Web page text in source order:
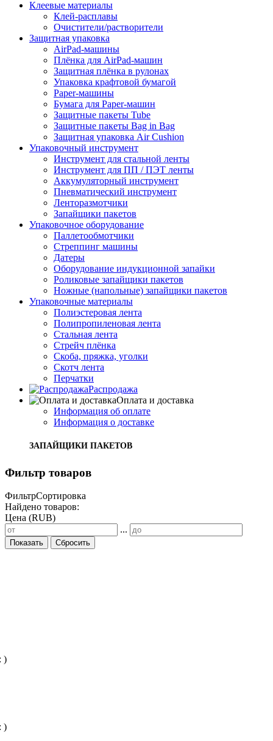
Клеевые материалы
Клей-расплавы
Очистители/растворители
Защитная упаковка
AirPad-машины
Плёнка для AirPad-машин
Защитная плёнка в рулонах
Упаковка крафтовой бумагой
Paper-машины
Бумага для Paper-машин
Защитные пакеты Tube
Защитные пакеты Bag in Bag
Защитная упаковка Air Cushion
Упаковочный инструмент
Инструмент для стальной ленты
Инструмент для ПП / ПЭТ ленты
Аккумуляторный инструмент
Пневматический инструмент
Ленторазмотчики
Запайщики пакетов
Упаковочное оборудование
Паллетообмотчики
Стреппинг машины
Датеры
Оборудование индукционной запайки
Роликовые запайщики пакетов
Ножные (напольные) запайщики пакетов
Упаковочные материалы
Полиэстеровая лента
Полипропиленовая лента
Стальная лента
Стрейч плёнка
Скоба, пряжка, уголки
Скотч лента
Перчатки
Распродажа
Оплата и доставка
Информация об оплате
Информация о доставке
ЗАПАЙЩИКИ ПАКЕТОВ
Фильтр товаров
ФильтрСортировка
Найдено товаров:
Цена (RUB)
...
Показать Сбросить
)
)